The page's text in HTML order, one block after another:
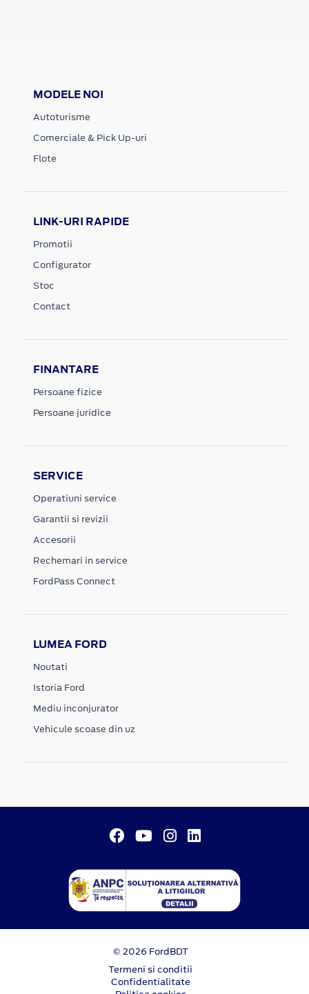
MODELE NOI
Autoturisme
Comerciale & Pick Up-uri
Flote
LINK-URI RAPIDE
Promotii
Configurator
Stoc
Contact
FINANTARE
Persoane fizice
Persoane juridice
SERVICE
Operatiuni service
Garantii si revizii
Accesorii
Rechemari in service
FordPass Connect
LUMEA FORD
Noutati
Istoria Ford
Mediu inconjurator
Vehicule scoase din uz
© 2026 FordBDT
Termeni si conditii
Confidentialitate